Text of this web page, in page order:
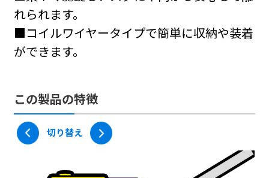
レッド
3,850円
3,850円
価格：3,850円（本体価格3,500円）
れられます。
■コイルワイヤータイプで簡単に収納や装着
ができます。
この製品の特徴
切り替え